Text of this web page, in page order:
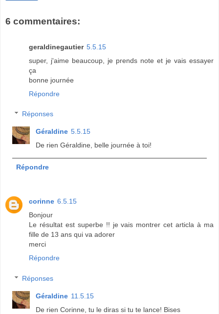
6 commentaires:
geraldinegautier 5.5.15
super, j'aime beaucoup, je prends note et je vais essayer
ça
bonne journée
Répondre
Réponses
Géraldine 5.5.15
De rien Géraldine, belle journée à toi!
Répondre
corinne 6.5.15
Bonjour
Le résultat est superbe !! je vais montrer cet articla à ma
fille de 13 ans qui va adorer
merci
Répondre
Réponses
Géraldine 11.5.15
De rien Corinne, tu le diras si tu te lance! Bises